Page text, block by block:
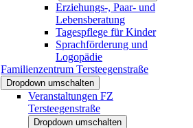
Erziehungs-, Paar- und
Lebensberatung
Tagespflege für Kinder
Sprachförderung und
Logopädie
Familienzentrum Tersteegenstraße
Dropdown umschalten
Veranstaltungen FZ
Tersteegenstraße
Dropdown umschalten